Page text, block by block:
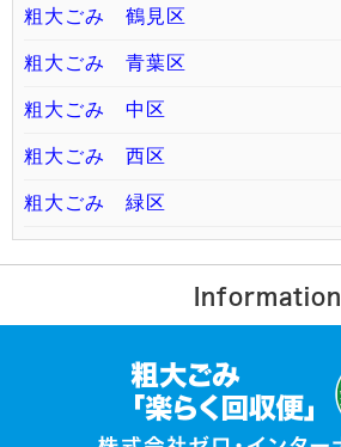
粗大ごみ 鶴見区
粗大ごみ 青葉区
粗大ごみ 中区
粗大ごみ 西区
粗大ごみ 緑区
Information
ご利用の流れ